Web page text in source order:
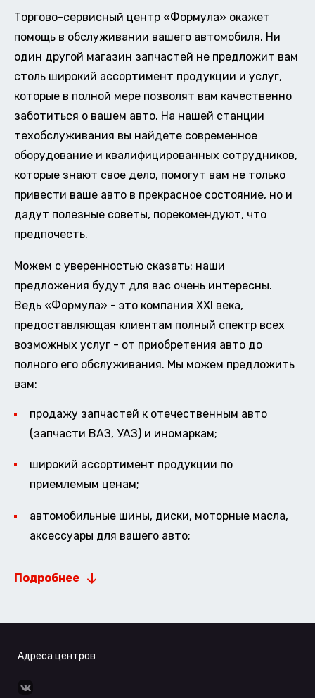
Торгово-сервисный центр «Формула» окажет
помощь в обслуживании вашего автомобиля. Ни
один другой магазин запчастей не предложит вам
столь широкий ассортимент продукции и услуг,
которые в полной мере позволят вам качественно
заботиться о вашем авто. На нашей станции
техобслуживания вы найдете современное
оборудование и квалифицированных сотрудников,
которые знают свое дело, помогут вам не только
привести ваше авто в прекрасное состояние, но и
дадут полезные советы, порекомендуют, что
предпочесть.
Можем с уверенностью сказать: наши
предложения будут для вас очень интересны.
Ведь «Формула» - это компания XXI века,
предоставляющая клиентам полный спектр всех
возможных услуг - от приобретения авто до
полного его обслуживания. Мы можем предложить
вам:
продажу запчастей к отечественным авто
(запчасти ВАЗ, УАЗ) и иномаркам;
широкий ассортимент продукции по
приемлемым ценам;
автомобильные шины, диски, моторные масла,
аксессуары для вашего авто;
Подробнее
Адреса центров